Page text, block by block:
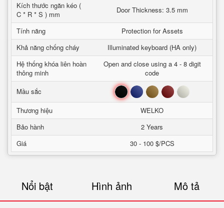
Kích thước ngăn kéo (
C * R * S ) mm
Door Thickness: 3.5 mm
Tính năng
Protection for Assets
Khả năng chống cháy
Illuminated keyboard (HA only)
Hệ thống khóa liên hoàn
thông minh
Open and close using a 4 - 8 digit
code
Mầu sắc
Đen Xanh Nâu Đỏ Trắng
Thương hiệu
WELKO
Bảo hành
2 Years
Giá
30 - 100 $/PCS
Nổi bật Hình ảnh Mô tả